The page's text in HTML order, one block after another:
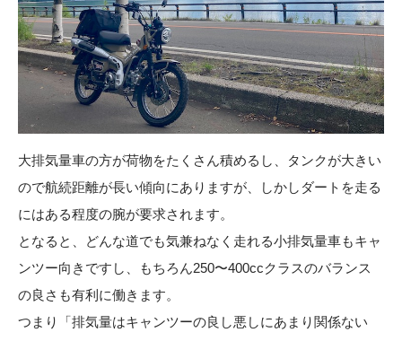
大排気量車の方が荷物をたくさん積めるし、タンクが大きい
ので航続距離が長い傾向にありますが、しかしダートを走る
にはある程度の腕が要求されます。
となると、どんな道でも気兼ねなく走れる小排気量車もキャ
ンツー向きですし、もちろん250〜400ccクラスのバランス
の良さも有利に働きます。
つまり「排気量はキャンツーの良し悪しにあまり関係ない